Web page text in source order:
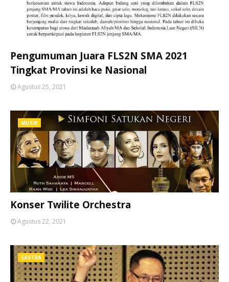
Pengumuman Juara FLS2N SMA 2021
Tingkat Provinsi ke Nasional
Agustus 25, 2021
MUSIK
Konser Twilite Orchestra
Agustus 22, 2021
SASTRA